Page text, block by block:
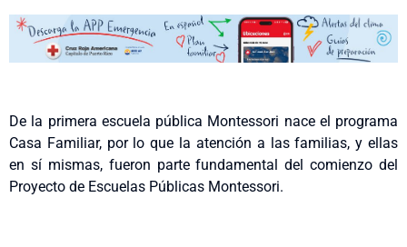
De la primera escuela pública Montessori nace el programa
Casa Familiar, por lo que la atención a las familias, y ellas
en sí mismas, fueron parte fundamental del comienzo del
Proyecto de Escuelas Públicas Montessori.